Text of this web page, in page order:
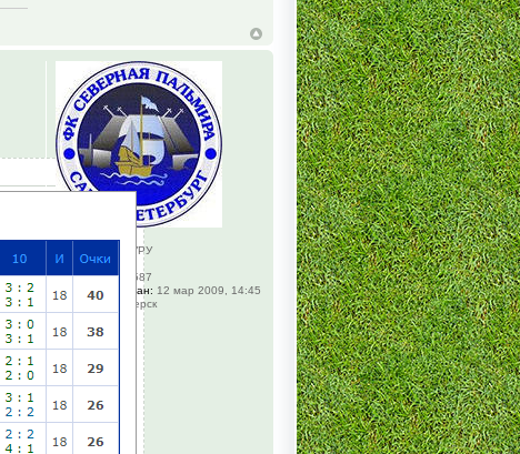
pele-vin
Футбольный ГУРУ
Сообщений:
5587
Зарегистрирован: 12 мар 2009, 14:45
Приозерск